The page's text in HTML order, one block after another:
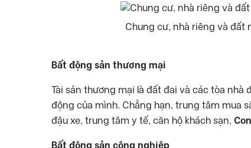
Chung cư, nhà riêng và đất
Bất động sản thương mại
Tài sản thương mại là đất đai và các tòa
động của mình. Chẳng hạn, trung tâm mua
đậu xe, trung tâm y tế, căn hộ khách sạn,
Bất động sản công nghiệp